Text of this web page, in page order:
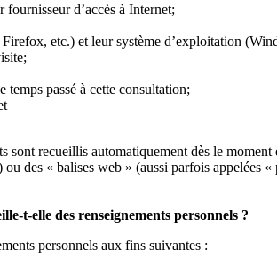
d’accès à Internet;
etc.) et leur système d’exploitation
temps passé à cette consultation;
sont recueillis automatiquement dès le
ou des « balises web » (aussi parfois appelées
t-elle des renseignements personnels ?
personnels aux fins suivantes :